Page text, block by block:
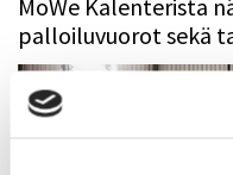
MoWe Kalenterista
palloiluvuorot sekä